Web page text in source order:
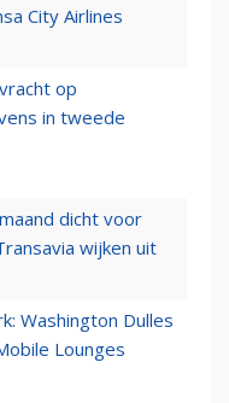
City Airlines
op
in tweede
dicht voor
wijken uit
Washington Dulles
Lounges